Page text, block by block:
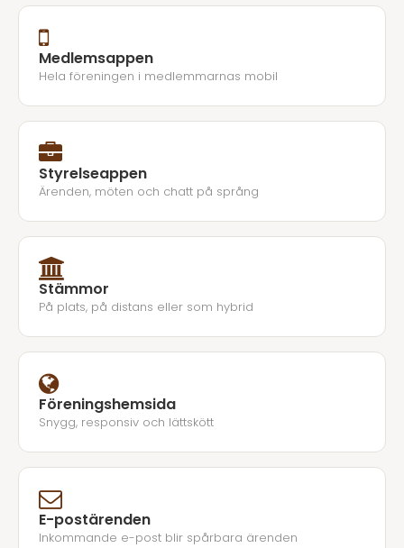
Medlemsappen
Hela föreningen i medlemmarnas mobil
Styrelseappen
Ärenden, möten och chatt på språng
Stämmor
På plats, på distans eller som hybrid
Föreningshemsida
Snygg, responsiv och lättskött
E-postärenden
Inkommande e-post blir spårbara ärenden